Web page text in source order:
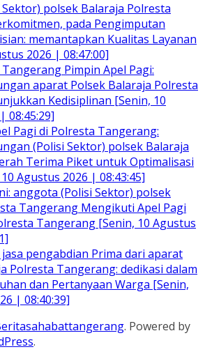
polsek Balaraja Polresta
pada Pengimputan
memantapkan Kualitas Layanan
2026 | 08:47:00]
Pimpin Apel Pagi:
aparat Polsek Balaraja Polresta
Kedisiplinan [Senin, 10
08:45:29]
Pagi di Polresta Tangerang:
(Polisi Sektor) polsek Balaraja
Terima Piket untuk Optimalisasi
Agustus 2026 | 08:43:45]
anggota (Polisi Sektor) polsek
Tangerang Mengikuti Apel Pagi
Tangerang [Senin, 10 Agustus
pengabdian Prima dari aparat
Polresta Tangerang: dedikasi dalam
dan Pertanyaan Warga [Senin,
| 08:40:39]
. Powered by
.